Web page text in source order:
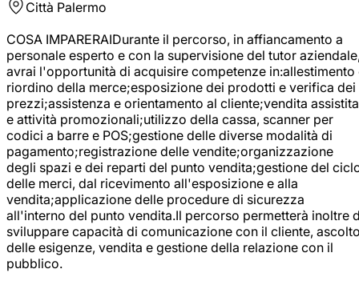
Città Palermo
COSA IMPARERAIDurante il percorso, in affiancamento a
personale esperto e con la supervisione del tutor
avrai l'opportunità di acquisire competenze in:allestimento
riordino della merce;esposizione dei prodotti e verifica dei
prezzi;assistenza e orientamento al cliente;vendita assistita
e attività promozionali;utilizzo della cassa, scanner per
codici a barre e POS;gestione delle diverse modalità di
pagamento;registrazione delle vendite;organizzazione
degli spazi e dei reparti del punto vendita;gestione del
delle merci, dal ricevimento all'esposizione e alla
vendita;applicazione delle procedure di sicurezza
all'interno del punto vendita.Il percorso permetterà inoltre
sviluppare capacità di comunicazione con il cliente,
delle esigenze, vendita e gestione della relazione con il
pubblico.